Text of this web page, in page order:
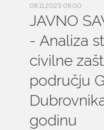
08.11.2023 08:00
JAVNO
- Analiza
civilne
području
godinu